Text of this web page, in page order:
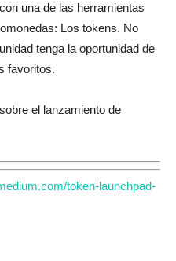
una de las herramientas
Los tokens. No
tenga la oportunidad de
favoritos.
el lanzamiento de
token-launchpad-